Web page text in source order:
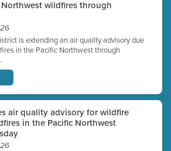
wildfires through
is extending an air quality advisory due
in the Pacific Northwest through
air quality advisory for wildfire
in the Pacific Northwest